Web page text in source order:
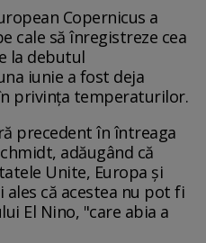
Copernicus a
cale să înregistreze cea
la debutul
iunie a fost deja
privința temperaturilor.
precedent în întreaga
adăugând că
Unite, Europa şi
că acestea nu pot fi
El Nino, "care abia a